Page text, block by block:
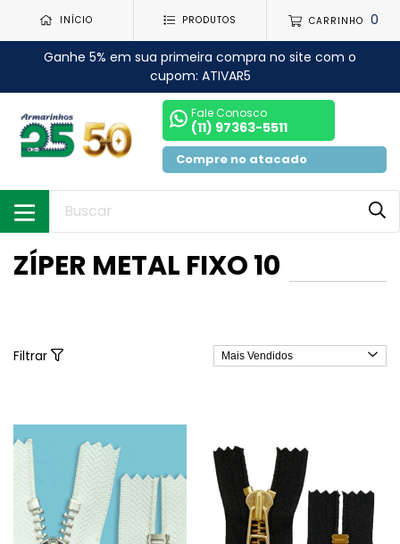
INÍCIO PRODUTOS CARRINHO 0
Ganhe 5% em sua primeira compra no site com o
cupom: ATIVAR5
Fale Conosco
(11) 97363-5511
Compre no atacado
ZÍPER METAL FIXO 10
Filtrar